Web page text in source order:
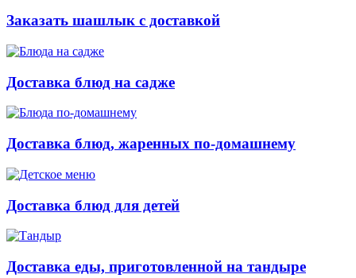
Заказать шашлык с доставкой
Доставка блюд на садже
Доставка блюд, жаренных по-домашнему
Доставка блюд для детей
Доставка еды, приготовленной на тандыре